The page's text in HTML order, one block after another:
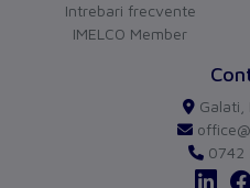
Intrebari frecvente
IMELCO Member
Galati,
0742